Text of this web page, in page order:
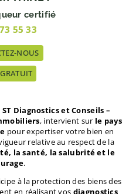
certifié
55 33
NOUS
ST Diagnostics et Conseils –
, intervient sur le pays
pour expertiser votre bien en
relative au respect de la
la santé, la salubrité et le
.
à la protection des biens des